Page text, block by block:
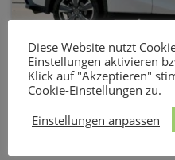
Ladekabel und Wallbox
Der vollelektrische SUV
kW über eine Phase
Diese Website nutzt
Einstellungen aktivieren
Klick auf "Akzeptieren"
Cookie-Einstellungen zu.
Einstellungen anpassen